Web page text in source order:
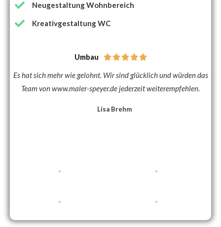
Neugestaltung Wohnbereich
Kreativgestaltung WC
Umbau 
Es hat sich mehr wie gelohnt. Wir sind glücklich und würden das
Team von www.maler-speyer.de jederzeit weiterempfehlen.
Lisa Brehm